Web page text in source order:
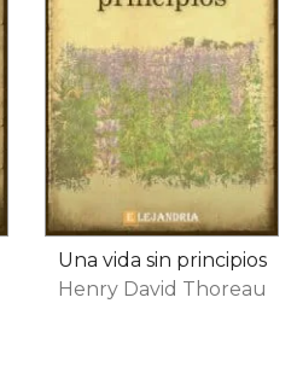
Una vida sin principios
Henry David Thoreau